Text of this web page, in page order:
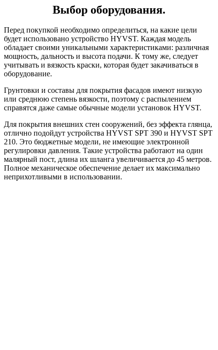
Выбор оборудования.
Перед покупкой необходимо определиться, на какие цели
будет использовано устройство HYVST. Каждая модель
обладает своими уникальными характеристиками: различная
мощность, дальность и высота подачи. К тому же, следует
учитывать и вязкость краски, которая будет закачиваться в
оборудование.
Грунтовки и составы для покрытия фасадов имеют низкую
или среднюю степень вязкости, поэтому с распылением
справятся даже самые обычные модели установок HYVST.
Для покрытия внешних стен сооружений, без эффекта глянца,
отлично подойдут устройства HYVST SPT 390 и HYVST SPT
210. Это бюджетные модели, не имеющие электронной
регулировки давления. Такие устройства работают на один
малярный пост, длина их шланга увеличивается до 45 метров.
Полное механическое обеспечение делает их максимально
неприхотливыми в использовании.